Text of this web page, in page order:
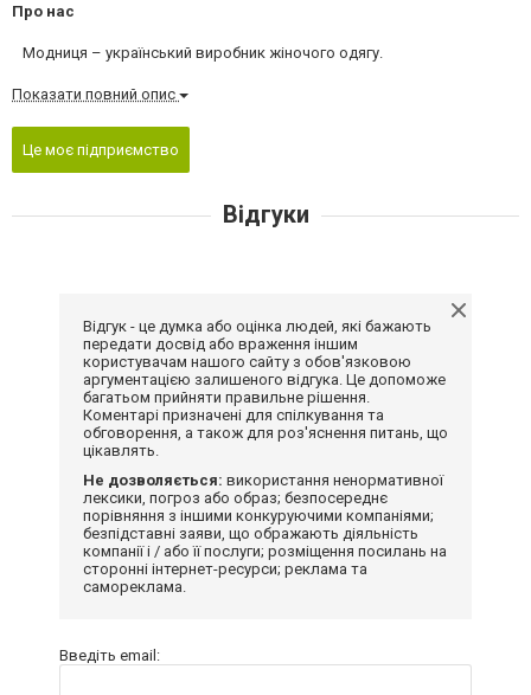
Про нас
Модниця – український виробник жіночого одягу.
Показати повний опис
Це моє підприємство
Відгуки
Відгук - це думка або оцінка людей, які бажають
передати досвід або враження іншим
користувачам нашого сайту з обов'язковою
аргументацією залишеного відгука. Це допоможе
багатьом прийняти правильне рішення.
Коментарі призначені для спілкування та
обговорення, а також для роз'яснення питань, що
цікавлять.
Не дозволяється: використання ненормативної
лексики, погроз або образ; безпосереднє
порівняння з іншими конкуруючими компаніями;
безпідставні заяви, що ображають діяльність
компанії і / або її послуги; розміщення посилань на
сторонні інтернет-ресурси; реклама та
самореклама.
Введіть email: